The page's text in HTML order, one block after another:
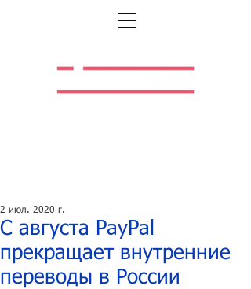
С августа PayPal
прекращает внутренние
переводы в России
2 июл. 2020 г.